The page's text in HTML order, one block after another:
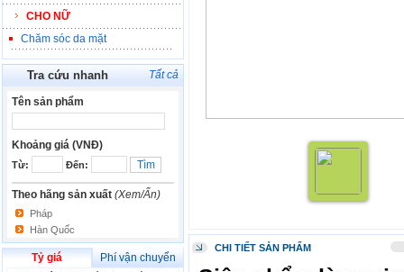
CHO NỮ
Chăm sóc da mặt
Tra cứu nhanh Tất cả
Tên sản phẩm
Khoảng giá (VNĐ)
Từ: Đến:
Theo hãng sản xuất (Xem/Ẩn)
Pháp
Hàn Quốc
Tỷ giá Phí vận chuyển
CHI TIẾT SẢN PHẨM